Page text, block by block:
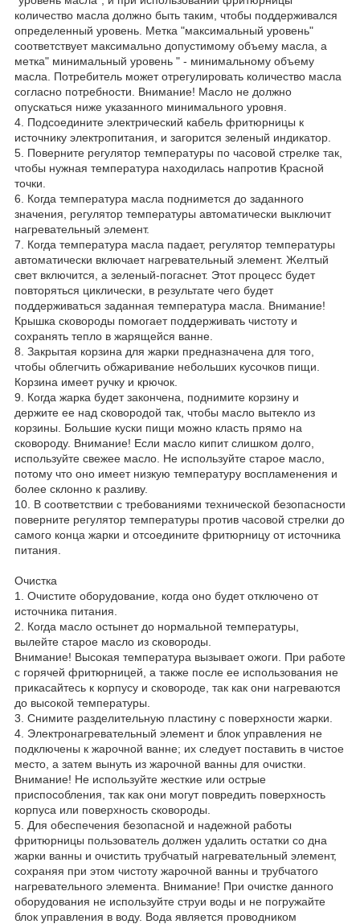
количество масла должно быть таким, чтобы поддерживался
определенный уровень. Метка "максимальный уровень"
соответствует максимально допустимому объему масла, а
метка" минимальный уровень " - минимальному объему
масла. Потребитель может отрегулировать количество масла
согласно потребности. Внимание! Масло не должно
опускаться ниже указанного минимального уровня.
4. Подсоедините электрический кабель фритюрницы к
источнику электропитания, и загорится зеленый индикатор.
5. Поверните регулятор температуры по часовой стрелке так,
чтобы нужная температура находилась напротив Красной
точки.
6. Когда температура масла поднимется до заданного
значения, регулятор температуры автоматически выключит
нагревательный элемент.
7. Когда температура масла падает, регулятор температуры
автоматически включает нагревательный элемент. Желтый
свет включится, а зеленый-погаснет. Этот процесс будет
повторяться циклически, в результате чего будет
поддерживаться заданная температура масла. Внимание!
Крышка сковороды помогает поддерживать чистоту и
сохранять тепло в жарящейся ванне.
8. Закрытая корзина для жарки предназначена для того,
чтобы облегчить обжаривание небольших кусочков пищи.
Корзина имеет ручку и крючок.
9. Когда жарка будет закончена, поднимите корзину и
держите ее над сковородой так, чтобы масло вытекло из
корзины. Большие куски пищи можно класть прямо на
сковороду. Внимание! Если масло кипит слишком долго,
используйте свежее масло. Не используйте старое масло,
потому что оно имеет низкую температуру воспламенения и
более склонно к разливу.
10. В соответствии с требованиями технической безопасности
поверните регулятор температуры против часовой стрелки до
самого конца жарки и отсоедините фритюрницу от источника
питания.
Очистка
1. Очистите оборудование, когда оно будет отключено от
источника питания.
2. Когда масло остынет до нормальной температуры,
вылейте старое масло из сковороды.
Внимание! Высокая температура вызывает ожоги. При работе
с горячей фритюрницей, а также после ее использования не
прикасайтесь к корпусу и сковороде, так как они нагреваются
до высокой температуры.
3. Снимите разделительную пластину с поверхности жарки.
4. Электронагревательный элемент и блок управления не
подключены к жарочной ванне; их следует поставить в чистое
место, а затем вынуть из жарочной ванны для очистки.
Внимание! Не используйте жесткие или острые
приспособления, так как они могут повредить поверхность
корпуса или поверхность сковороды.
5. Для обеспечения безопасной и надежной работы
фритюрницы пользователь должен удалить остатки со дна
жарки ванны и очистить трубчатый нагревательный элемент,
сохраняя при этом чистоту жарочной ванны и трубчатого
нагревательного элемента. Внимание! При очистке данного
оборудования не используйте струи воды и не погружайте
блок управления в воду. Вода является проводником